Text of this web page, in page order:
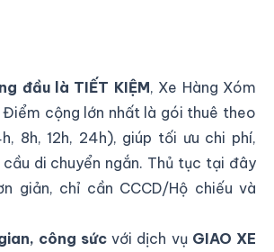
đầu là TIẾT KIỆM, Xe Hàng Xóm
Điểm cộng lớn nhất là gói thuê theo
8h, 12h, 24h), giúp tối ưu chi phí,
cầu di chuyển ngắn. Thủ tục tại đây
giản, chỉ cần CCCD/Hộ chiếu và
công sức với dịch vụ GIAO XE